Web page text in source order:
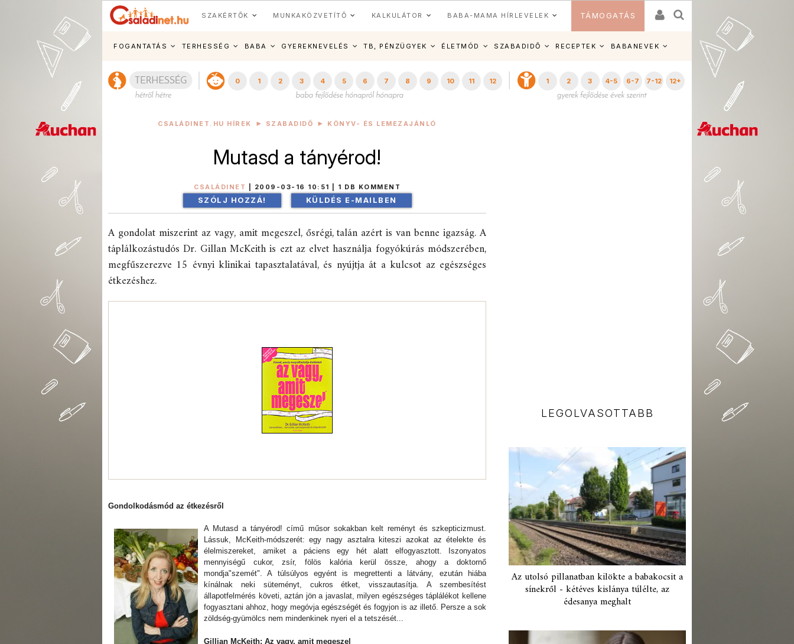
SZAKÉRTŐK MUNKAKÖZVETÍTŐ KALKULÁTOR BABA-MAMA HÍRLEVELEK TÁMOGATÁS
FOGANTATÁS TERHESSÉG BABA GYEREKNEVELÉS TB, PÉNZÜGYEK ÉLETMÓD SZABADIDŐ RECEPTEK BABANEVEK
0 1 2 3 4 5 6 7 8 9 10 11 12 1 2 3 4-5 6-7 7-12 12+
CSALÁDINET.HU HÍREK SZABADIDŐ KÖNYV- ÉS LEMEZAJÁNLÓ
Mutasd a tányérod!
CSALÁDINET 2009-03-16 10:51 1 DB KOMMENT
SZÓLJ HOZZÁ! KÜLDÉS E-MAILBEN
A gondolat miszerint az vagy, amit megeszel, ősrégi, talán azért is van benne igazság. A
táplálkozástudós Dr. Gillan McKeith is ezt az elvet használja fogyókúrás módszerében,
megfűszerezve 15 évnyi klinikai tapasztalatával, és nyújtja át a kulcsot az egészséges
étkezéshez.
Gondolkodásmód az étkezésről
A Mutasd a tányérod! című műsor sokakban kelt reményt és szkepticizmust.
Lássuk, McKeith-módszerét: egy nagy asztalra kiteszi azokat az ételekte és
élelmiszereket, amiket a páciens egy hét alatt elfogyasztott. Iszonyatos
mennyiségű cukor, zsír, fölös kalória kerül össze, ahogy a doktornő
mondja"szemét". A túlsúlyos egyént is megrettenti a látvány, ezután hiába
kínálnak neki süteményt, cukros étket, visszautasítja. A szembesítést
állapotfelmérés követi, aztán jön a javaslat, milyen egészséges táplálékot kellene
fogyasztani ahhoz, hogy megóvja egészségét és fogyjon is az illető. Persze a sok
zöldség-gyümölcs nem mindenkinek nyeri el a tetszését...
Gillian McKeith: Az vagy, amit megeszel
LEGOLVASOTTABB
Az utolsó pillanatban kilökte a babakocsit a
sínekről - kétéves kislánya túlélte, az
édesanya meghalt